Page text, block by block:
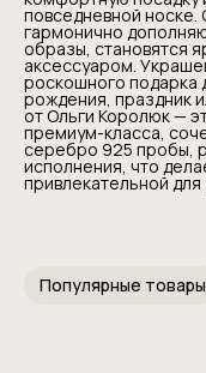
повседневной
гармонично
образы, становятся
аксессуаром.
роскошного подарка
рождения, праздник
от Ольги Королюк —
премиум-класса,
серебро 925 пробы,
исполнения, что
привлекательной
Популярные товары